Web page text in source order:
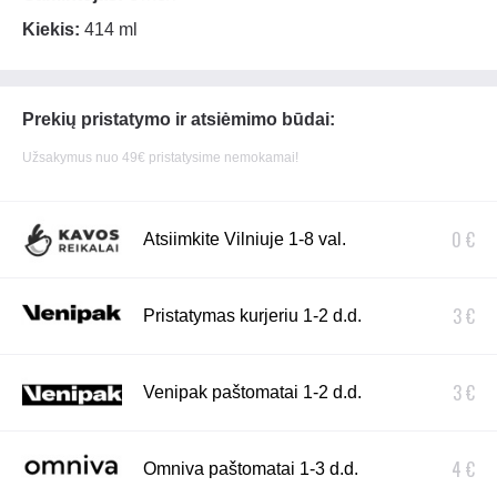
Kiekis: 414 ml
Prekių pristatymo ir atsiėmimo būdai:
Užsakymus nuo 49€ pristatysime nemokamai!
Atsiimkite Vilniuje 1-8 val. 0 €
Pristatymas kurjeriu 1-2 d.d. 3 €
Venipak paštomatai 1-2 d.d. 3 €
Omniva paštomatai 1-3 d.d. 4 €